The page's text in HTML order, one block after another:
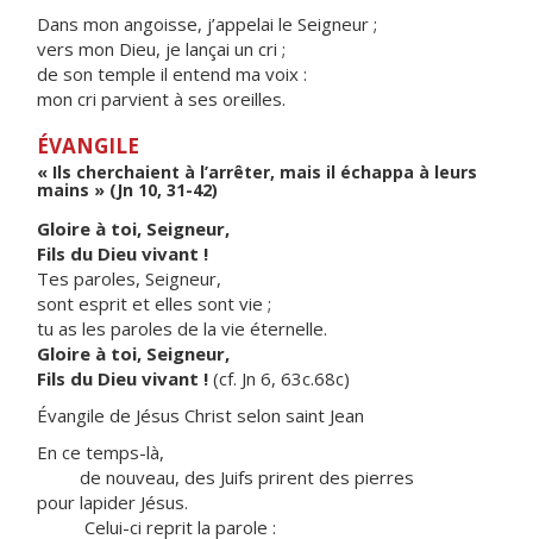
Dans mon angoisse, j’appelai le Seigneur ;
vers mon Dieu, je lançai un cri ;
de son temple il entend ma voix :
mon cri parvient à ses oreilles.
ÉVANGILE
« Ils cherchaient à l’arrêter, mais il échappa à leurs
mains » (Jn 10, 31-42)
Gloire à toi, Seigneur,
Fils du Dieu vivant !
Tes paroles, Seigneur,
sont esprit et elles sont vie ;
tu as les paroles de la vie éternelle.
Gloire à toi, Seigneur,
Fils du Dieu vivant ! (cf. Jn 6, 63c.68c)
Évangile de Jésus Christ selon saint Jean
En ce temps-là,
de nouveau, des Juifs prirent des pierres
pour lapider Jésus.
Celui-ci reprit la parole :